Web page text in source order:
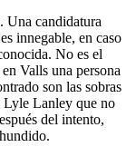
. Una candidatura
innegable, en caso
No es el
Valls una persona
son las sobras
Lyle Lanley que no
del intento,